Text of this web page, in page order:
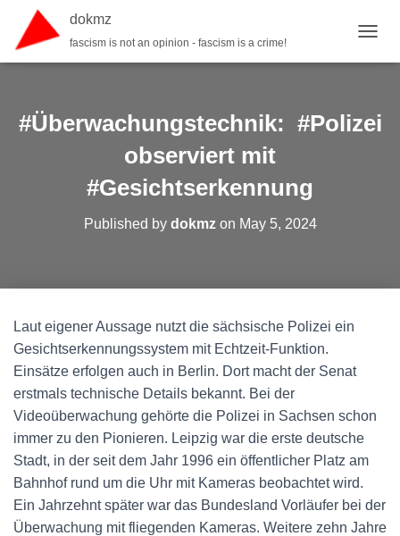
dokmz
fascism is not an opinion - fascism is a crime!
#Überwachungstechnik: #Polizei
observiert mit
#Gesichtserkennung
Published by dokmzon May 5, 2024
Laut eigener Aussage nutzt die sächsische Polizei ein
Gesichtserkennungssystem mit Echtzeit-Funktion.
Einsätze erfolgen auch in Berlin. Dort macht der Senat
erstmals technische Details bekannt. Bei der
Videoüberwachung gehörte die Polizei in Sachsen schon
immer zu den Pionieren. Leipzig war die erste deutsche
Stadt, in der seit dem Jahr 1996 ein öffentlicher Platz am
Bahnhof rund um die Uhr mit Kameras beobachtet wird.
Ein Jahrzehnt später war das Bundesland Vorläufer bei der
Überwachung mit fliegenden Kameras. Weitere zehn Jahre